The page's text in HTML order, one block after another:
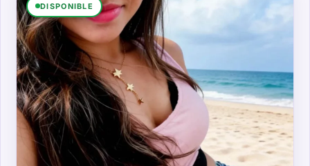
DISPONIBLE